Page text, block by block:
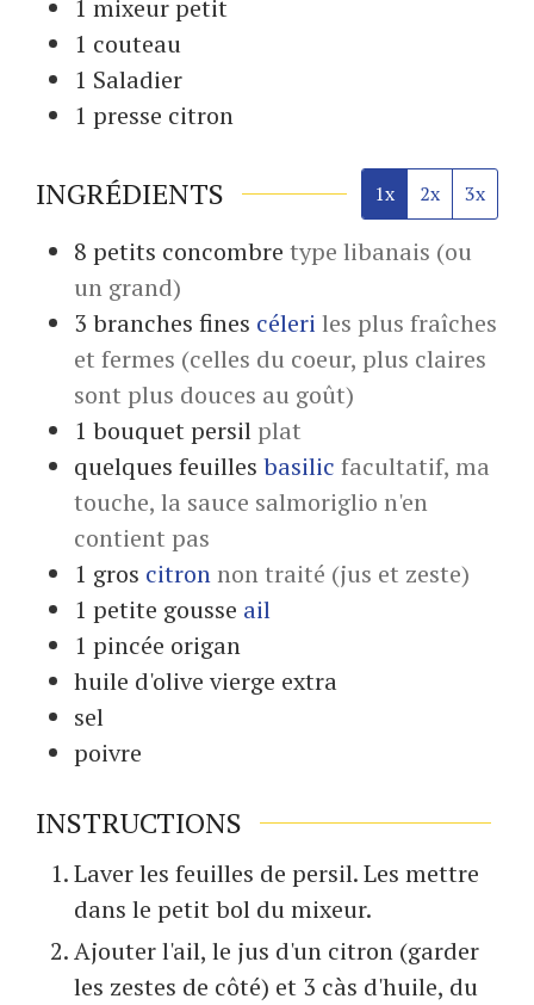
1 mixeurpetit
1 couteau
1 Saladier
1 presse citron
INGRÉDIENTS 1x 2x 3x
8 petits concombre type libanais (ou
un grand)
3 branches fines céleri les plus fraîches
et fermes (celles du coeur, plus claires
sont plus douces au goût)
1 bouquetpersil plat
quelques feuilles basilic facultatif, ma
touche, la sauce salmoriglio n'en
contient pas
1 gros citronnon traité (jus et zeste)
1 petite gousse ail
1 pincée origan
huile d'olive vierge extra
sel
poivre
INSTRUCTIONS
Laver les feuilles de persil. Les mettre
dans le petit bol du mixeur.
Ajouter l'ail, le jus d'un citron (garder
les zestes de côté) et 3 càs d'huile, du